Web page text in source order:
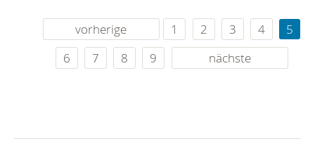
vorherige 1 2 3 4
5
6
7 8 9 nächste